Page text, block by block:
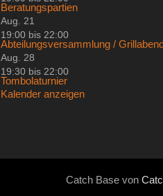
Beratungspartien
Aug. 21
19:00 bis 22:00
Abteilungsversammlung /
Aug. 28
19:30 bis 22:00
Tombolaturnier
Kalender anzeigen
Catch Base von